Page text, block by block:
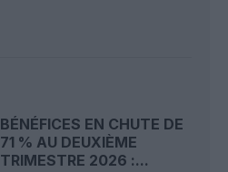
BÉNÉFICES EN CHUTE DE
71 % AU DEUXIÈME
TRIMESTRE 2026 :...